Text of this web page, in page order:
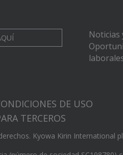
Noticias
DE USO
TERCEROS
Kyowa Kirin International